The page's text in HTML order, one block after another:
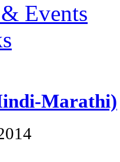
Events
Marathi)